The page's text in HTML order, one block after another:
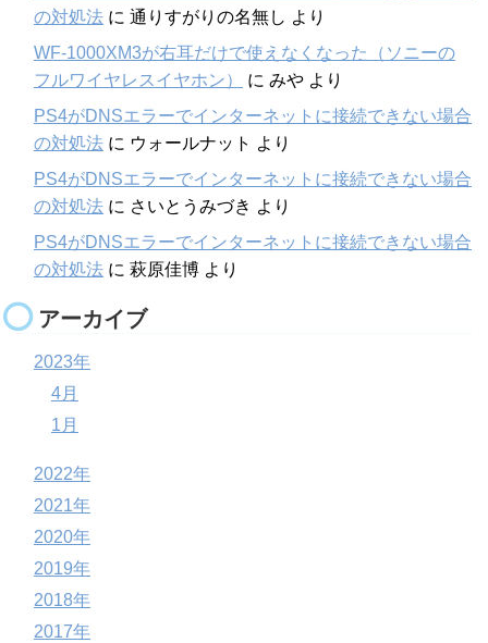
の対処法 に 通りすがりの名無し より
WF-1000XM3が右耳だけで使えなくなった（ソニーの
フルワイヤレスイヤホン）
に みや より
PS4がDNSエラーでインターネットに接続できない場合
の対処法 に ウォールナット より
PS4がDNSエラーでインターネットに接続できない場合
の対処法 に さいとうみづき より
PS4がDNSエラーでインターネットに接続できない場合
の対処法 に 萩原佳博 より
アーカイブ
2023年
4月
1月
2022年
2021年
2020年
2019年
2018年
2017年